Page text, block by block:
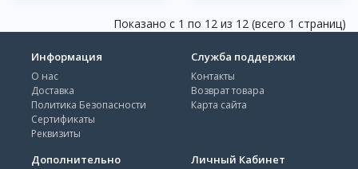
Показано с 1 по 12 из 12 (всего 1 страниц)
Информация
О нас
Доставка
Политика Безопасности
Сертификаты
Реквизиты
Служба поддержки
Контакты
Возврат товара
Карта сайта
Дополнительно Личный Кабинет